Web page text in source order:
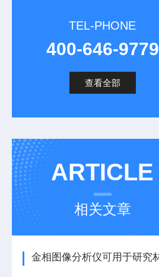
TEL-PHONE
400-646-9779
查看全部
ARTICLE
相关文章